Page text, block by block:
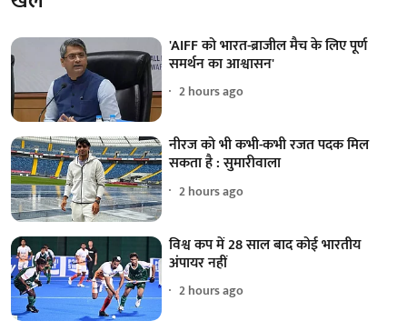
'AIFF को भारत-ब्राजील मैच के लिए पूर्ण
समर्थन का आश्वासन'
2 hours ago
नीरज को भी कभी-कभी रजत पदक मिल
सकता है : सुमारीवाला
2 hours ago
विश्व कप में 28 साल बाद कोई भारतीय
अंपायर नहीं
2 hours ago